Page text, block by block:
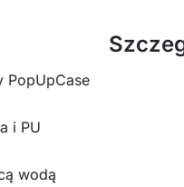
PopUpCase
i PU
wodą